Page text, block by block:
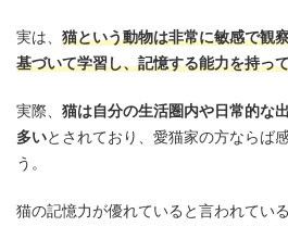
実は、 猫という動物は非常に敏感で観
基づいて学習し、記憶する能力を持っ
実際、 猫は自分の生活圏内や日常的な
多いとされており、愛猫家の方ならば
う。
猫の記憶力が優れていると言われてい